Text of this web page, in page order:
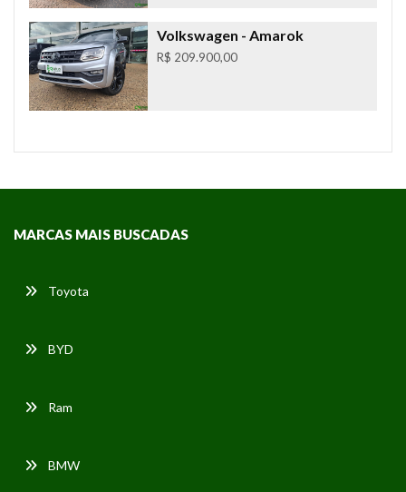
Volkswagen - Amarok
R$ 209.900,00
MARCAS MAIS BUSCADAS
Toyota
BYD
Ram
BMW